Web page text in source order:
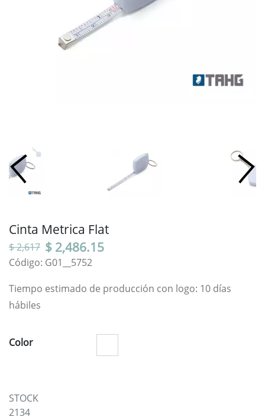
Cinta Metrica Flat
$ 2,617 $ 2,486.15
Código: G01__5752
Tiempo estimado de producción con logo: 10 días
hábiles
Color
STOCK
2134